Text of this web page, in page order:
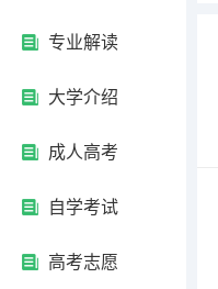
专业解读
大学介绍
成人高考
自学考试
高考志愿